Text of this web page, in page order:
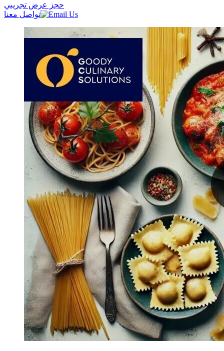
حجز عرض تجريبي
تواصل معنا